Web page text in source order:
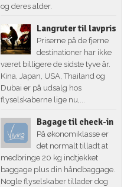
og deres alder.
Langruter til lavpris
Priserne på de fjerne
destinationer har ikke
været billigere de sidste tyve år.
Kina, Japan, USA, Thailand og
Dubai er på udsalg hos
flyselskaberne lige nu,...
Bagage til check-in
På økonomiklasse er
det normalt tilladt at
medbringe 20 kg indtjekket
baggage plus din håndbaggage.
Nogle flyselskaber tillader dog